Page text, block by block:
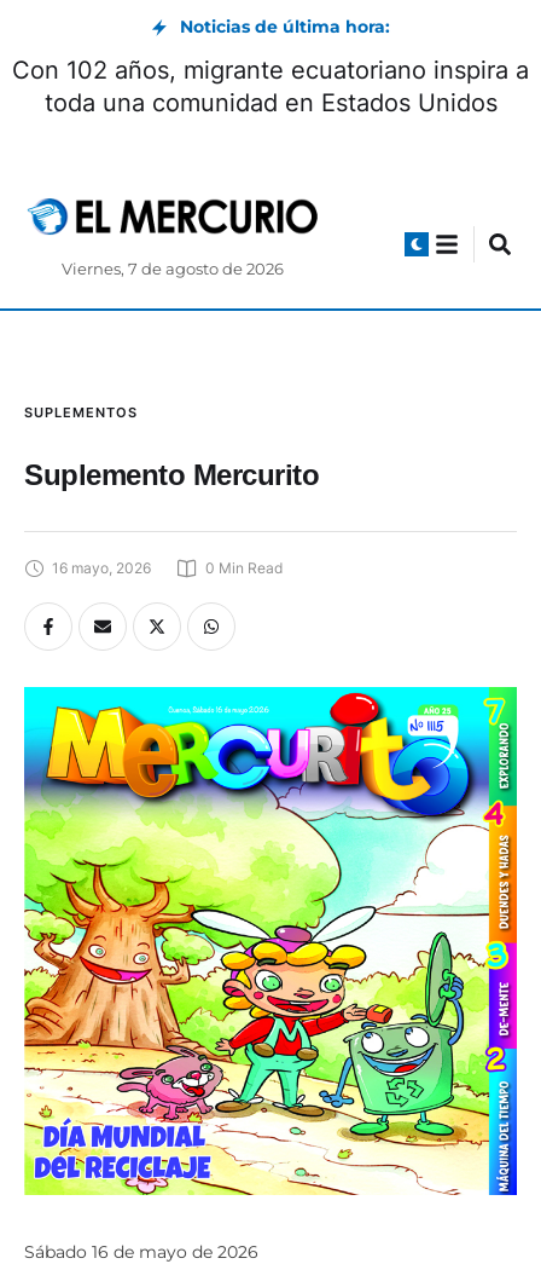
Noticias de última hora:
Con 102 años, migrante ecuatoriano inspira a
toda una comunidad en Estados Unidos
Viernes, 7 de agosto de 2026
SUPLEMENTOS
Suplemento Mercurito
16 mayo, 2026 0 Min Read
Sábado 16 de mayo de 2026